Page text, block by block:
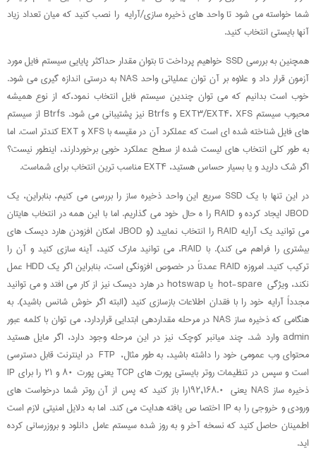
شما خواسته می شود تا واحد های ذخیره سازی/آرایه را نصب کنید که میان تعداد زیاد
آنها بایستی انتخاب کنید.
همچنین به بررسی SSD خواهیم پرداخت تا بتوان مقدار حداکثر پایایی سیستم فایل مورد
آزمون قرار داد و علاوه بر آن توان عملیاتی واحد NAS به درستی اندازه گیری می شود.
خوب است بدانیم که می توان چندین سیستم فایل انتخاب نمود،که از نوع همیشه
محبوب سیستم EXT۳/EXT۴، XFS و Btrfs نیز پشتیبانی می شود. Btrfs از سیستم
های فایل شناخته شده ای است که عملکرد آن در مقیسه با XFS و EXT کندتر است. اما
به طور کلی انتخاب های لیست شده از سطح عملکرد خوبی برخوردارند، اینطور نیست؟
اگر شک دارید و یا بسیار حساس هستید، EXT۴ مناسب ترین انتخاب برای شماست.
در این تنها با یک SSD سریع این واحد ذخیره ساز را بررسی می کنیم، بنابراین، یک
JBOD ایجاد کرده و RAID را ه حال خود می گذاریم. اما با این همه در انتخاب هایتان
می توانید یک آرایه RAID را انتخاب نمایید (و JBOD امکان افزودن هارد دیسک های
بیشتری را فراهم می کند). با RAID، می توانید مارک کنید، آینه سازی کنید و آن را
ترکیب کنید. امروزه RAID عمدتاً در خصوص افزونگی است، بنابراین اگر یک HDD عمل
نکند، ویژگی hot-spare یا hotswap در هارد دیسک نیز از کار می افتد و می توانید
مجدداً آرایه خود را با فقدان اطلاعات بازسازی کنید (البته اگر خوش شانس باشید). به
هنگامی که ذخیره ساز NAS در مرحله مقداردهی ابتدایی قراردارد، می توان با کلمه عبور
admin وارد شد. چند میانبر کوچک نیز در این مرحله وجود دارد، اگر مایل هستید
محتوای وب عمومی خود را داشته باشید، به طور مثال، FTP در اینترنت قابل دسترسی
است و سپس در تنظیمات روتر بایستی پورت های TCP یعنی پورت ۸۰ و ۲۱ را برای IP
ذخیره ساز NAS یعنی ۱۹۲,۱۶۸.۰را باز کنید که پس از آن روتر شما درخواست های
ورودی و خروجی را به IP اختصا ص یافته هدایت می کند. اما به دلایل امنیتی لازم است
اطمینان حاصل کنید که نسخه آخر و به روز شده سیستم عامل دانلود و بروزرسانی کرده
اید.